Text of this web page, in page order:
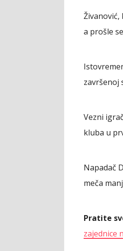
Živanović,
a prošle
završenoj
Vezni
kluba u
Napadač
meča
Pratite
zajednice